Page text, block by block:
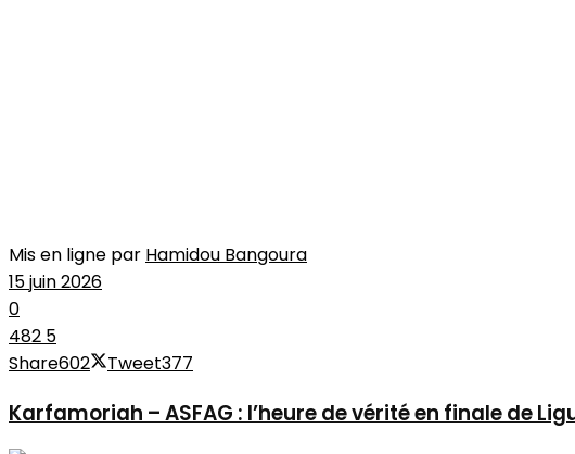
Mis en ligne par Hamidou Bangoura
15 juin 2026
0
482 5
Share602 Tweet377
Karfamoriah – ASFAG : l’heure de vérité en finale de